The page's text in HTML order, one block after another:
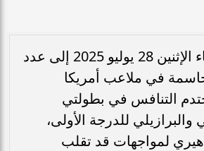
تتجه الأنظار مساء الإثنين 28 يوليو 2025 إلى عدد
في ملاعب أمريكا
التنافس في بطولتي
والبرازيلي للدرجة الأولى،
لمواجهات قد تقلب